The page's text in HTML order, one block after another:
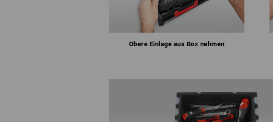
Obere Einlage aus Box nehmen